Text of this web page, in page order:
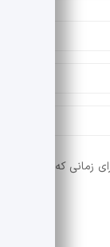
زمانی که